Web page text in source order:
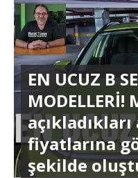
EN UCUZ B
MODELLERİ!
fiyatlarına
şekilde